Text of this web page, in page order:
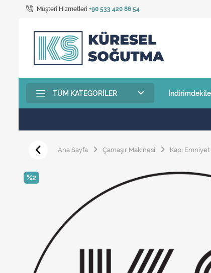
Müşteri Hizmetleri +90 533 420 86 54
TÜM KATEGORILER
Ana Sayfa Çamaşır Makinesi Kapı
%2